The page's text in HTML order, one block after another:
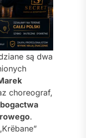
są dwa
choreograf,
bogactwa
.